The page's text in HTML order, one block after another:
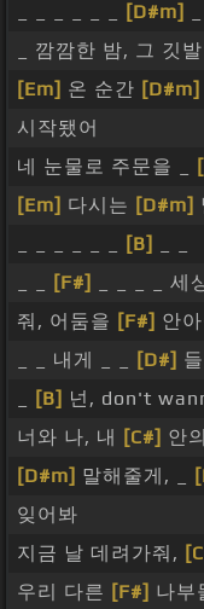
[D#m]
_ 깜깜한 밤, 그 깃발
[Em] 온 순간 [D#m]
시작됐어
네 눈물로 주문을 _
[Em] 다시는 [D#m]
[B]
[F#] _ _ _ _ 세
줘, 어둠을 [F#] 안
_ _ 내게 _ _
[D#]
[B] 넌, don't
너와 나, 내
[C#] 안
[D#m] 말해줄게, _
잊어봐
지금 날 데려가줘,
우리 다른 [F#] 나부